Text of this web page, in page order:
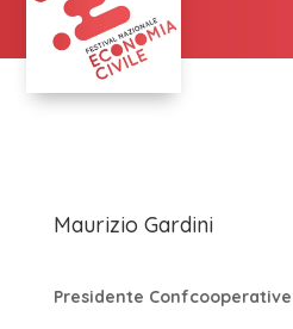
Maurizio Gardini
Presidente Confcooperative